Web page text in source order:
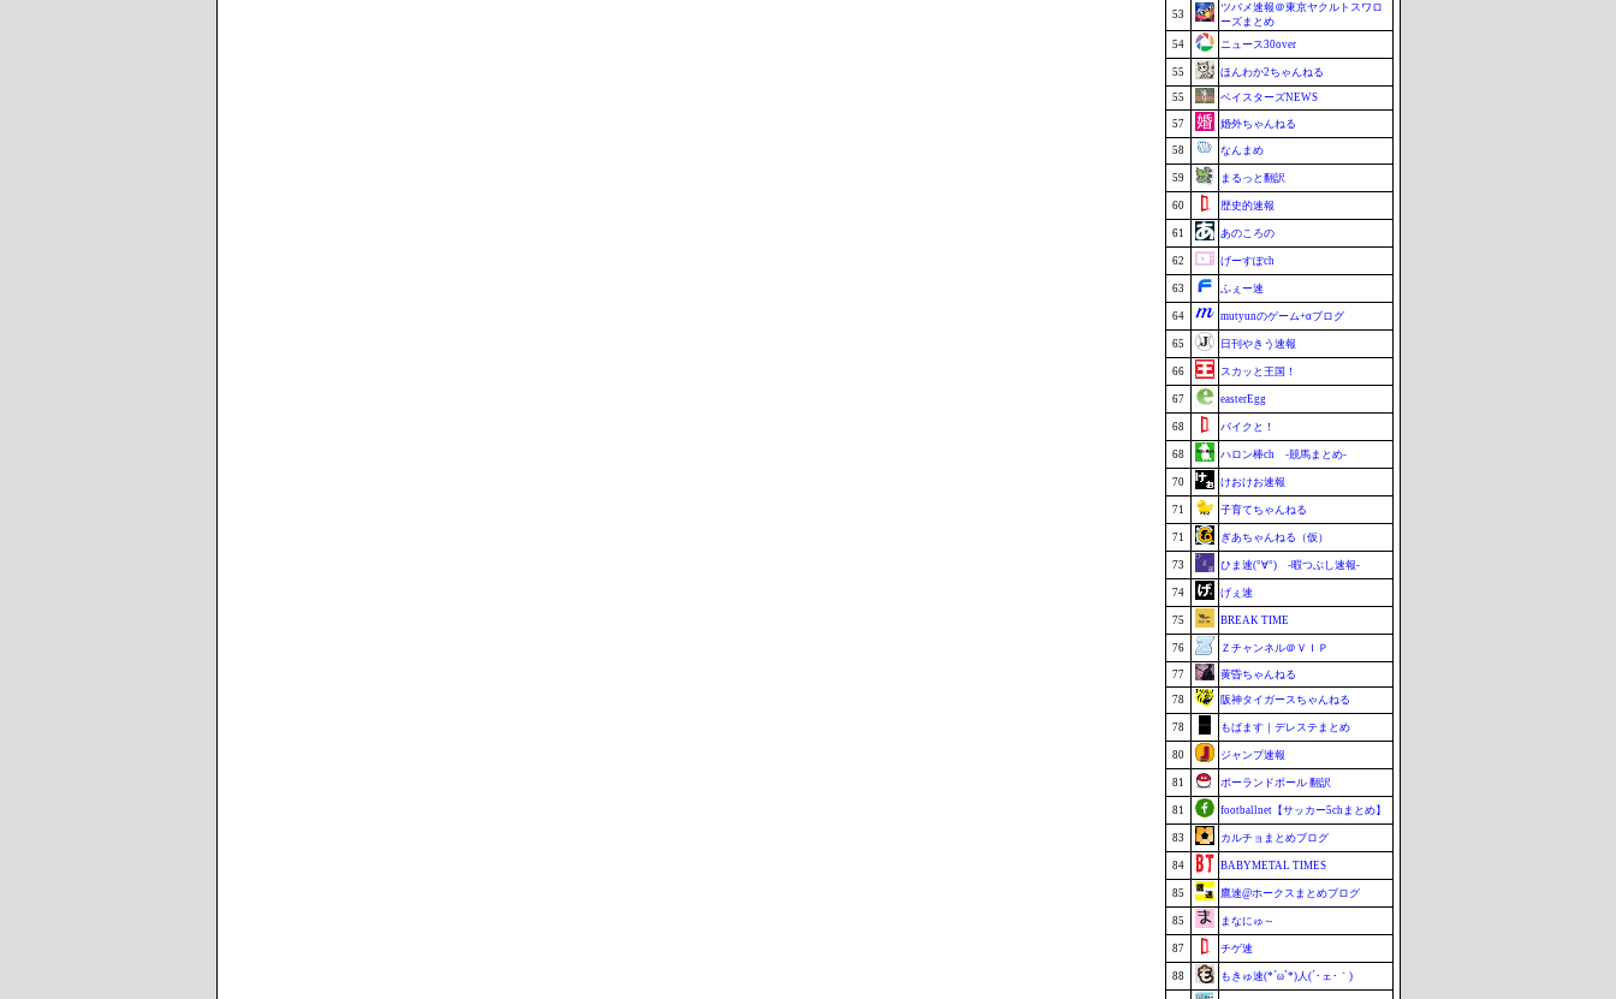
53
ツバメ速報＠東京ヤクルトスワロ
ーズまとめ
54
ニュース30over
55 ほんわか2ちゃんねる
55 ベイスターズNEWS
57 婚外ちゃんねる
58 なんまめ
59 まるっと翻訳
60 歴史的速報
61 あのころの
62 げーすぽch
63 ふぇー速
64 mutyunのゲーム+αブログ
65 日刊やきう速報
66 スカッと王国！
67 easterEgg
68 バイクと！
68 ハロン棒ch -競馬まとめ-
70 けおけお速報
71 子育てちゃんねる
71 ぎあちゃんねる（仮）
73 ひま速(°∀°) -暇つぶし速報-
74 げぇ速
75 BREAK TIME
76 Ｚチャンネル＠ＶＩＰ
77 黄昏ちゃんねる
78 阪神タイガースちゃんねる
78 もばます｜デレステまとめ
80 ジャンプ速報
81 ポーランドボール 翻訳
81 footballnet【サッカー5chまとめ】
83 カルチョまとめブログ
84 BABYMETAL TIMES
85 鷹速@ホークスまとめブログ
85 まなにゅ～
87 チゲ速
88 もきゅ速(*´ω`*)人(´･ェ･｀)